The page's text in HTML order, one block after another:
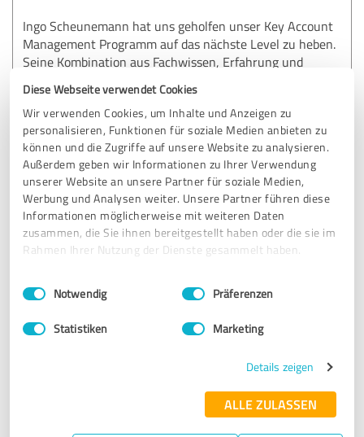
Diese Webseite verwendet Cookies
Wir verwenden Cookies, um Inhalte und Anzeigen zu
personalisieren, Funktionen für soziale Medien anbieten zu
können und die Zugriffe auf unsere Website zu analysieren.
Außerdem geben wir Informationen zu Ihrer Verwendung
unserer Website an unsere Partner für soziale Medien,
Werbung und Analysen weiter. Unsere Partner führen diese
Informationen möglicherweise mit weiteren Daten
zusammen, die Sie ihnen bereitgestellt haben oder die sie im
Rahmen Ihrer Nutzung der Dienste gesammelt haben.
Impressum Datenschutzbestimmungen
Einwilligungsauswahl
Notwendig Präferenzen
Statistiken Marketing
Details zeigen
ALLE ZULASSEN
Ingo Scheunemann hat uns geholfen unser Key Account
Management Programm auf das nächste Level zu heben.
Seine Kombination aus Fachwissen, Erfahrung und
zielgerichtete Zusammenarbeit ermöglicht - besonders in
digitalen Arbeitsterminen.
Seine Arbeit war eine gute Kombination aus neuen Ideen
und Fokus auf unsere Kernthemen. Dies hat uns in den
entscheidenden Punkten vorangebracht.
Erfahrungsbericht & Bewertung zu:
der Zusammenarbeit mit Ingo im Rahmen
13.11.2025 Nadja Bußmeyer, Head of Business Intelligence &
Empfehlung